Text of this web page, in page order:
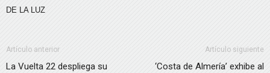
DE LA LUZ
Artículo anterior
La Vuelta 22 despliega su
Artículo siguiente
‘Costa de Almería’ exhibe al